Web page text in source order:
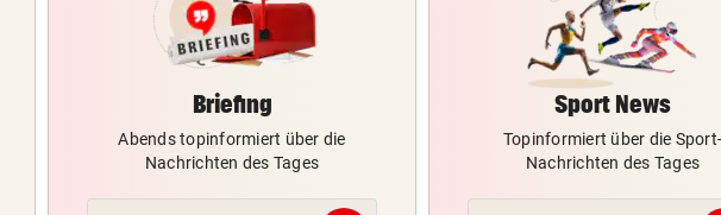
Briefing
Abends topinformiert über die
Nachrichten des Tages
Sport News
Topinformiert über die
Nachrichten des Tages